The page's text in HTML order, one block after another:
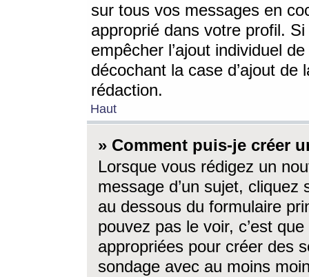
sur tous vos messages en
approprié dans votre profil.
empêcher l’ajout individuel
décochant la case d’ajout
rédaction.
Haut
» Comment puis-je créer
Lorsque vous rédigez un
message d’un sujet, cliquez
au dessous du formulaire
pouvez pas le voir, c’est
appropriées pour créer des
sondage avec au moins